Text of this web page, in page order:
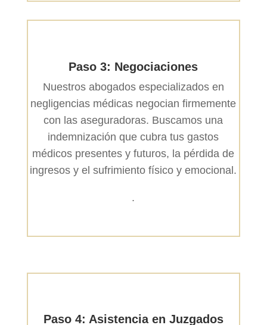
Paso 3: Negociaciones
Nuestros abogados especializados en
negligencias médicas negocian firmemente
con las aseguradoras. Buscamos una
indemnización que cubra tus gastos
médicos presentes y futuros, la pérdida de
ingresos y el sufrimiento físico y emocional.
.
Paso 4: Asistencia en Juzgados